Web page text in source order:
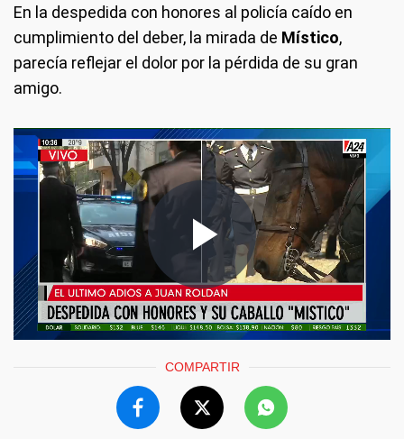
En la despedida con honores al policía caído en
cumplimiento del deber, la mirada de Místico,
parecía reflejar el dolor por la pérdida de su gran
amigo.
COMPARTIR